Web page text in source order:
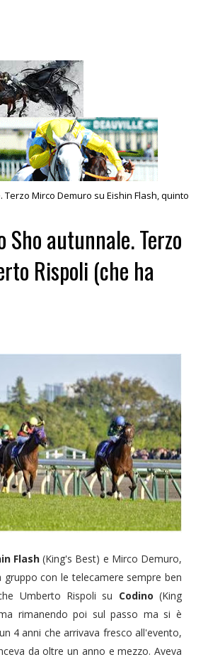
Mirco Demuro su Eishin Flash, quinto
Sho autunnale. Terzo
Rispoli (che ha
Flash (King's Best) e Mirco Demuro,
con le telecamere sempre ben
Umberto Rispoli su Codino (King
rimanendo poi sul passo ma si è
4 anni che arrivava fresco all'evento,
da oltre un anno e mezzo. Aveva